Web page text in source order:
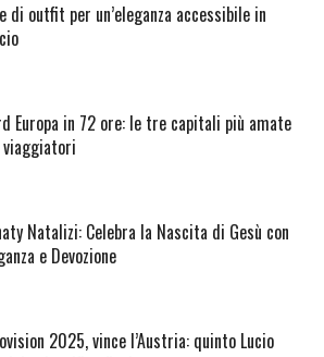
di outfit per un’eleganza accessibile in
Europa in 72 ore: le tre capitali più amate
Natalizi: Celebra la Nascita di Gesù con
e Devozione
2025, vince l’Austria: quinto Lucio